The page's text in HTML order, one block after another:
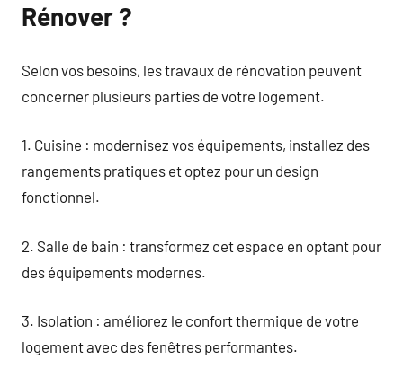
Rénover ?
Selon vos besoins, les travaux de rénovation peuvent
concerner plusieurs parties de votre logement.
1. Cuisine : modernisez vos équipements, installez des
rangements pratiques et optez pour un design
fonctionnel.
2. Salle de bain : transformez cet espace en optant pour
des équipements modernes.
3. Isolation : améliorez le confort thermique de votre
logement avec des fenêtres performantes.